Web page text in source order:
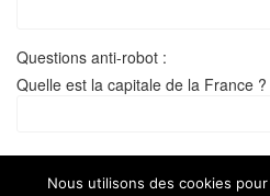
Questions anti-robot :
Quelle est la capitale de la France ?
Nous utilisons des cookies